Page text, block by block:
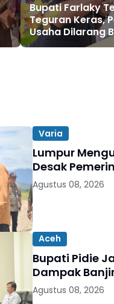
Bupati Farlaky
Teguran Keras,
Usaha Dilarang
Sampah
Varia
Lumpur
Desak
Agustus 08, 2026
Aceh
Bupati Pidie
Dampak
Agustus 08, 2026